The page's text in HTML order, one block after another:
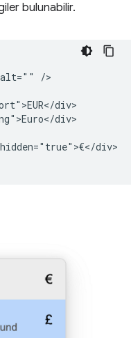
bulunabilir.
/>
div>
div>
div>